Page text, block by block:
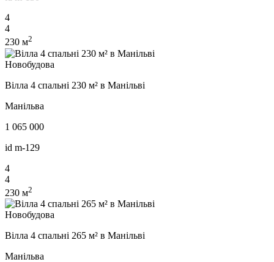
4
4
230 м2
Новобудова
Вілла 4 спальні 230 м² в Манільві
Манільва
1 065 000
id m-129
4
4
230 м2
Новобудова
Вілла 4 спальні 265 м² в Манільві
Манільва